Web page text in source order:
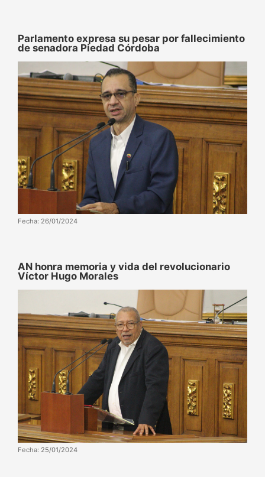
Parlamento expresa su pesar por fallecimiento
de senadora Piedad Córdoba
Fecha: 26/01/2024
AN honra memoria y vida del revolucionario
Víctor Hugo Morales
Fecha: 25/01/2024